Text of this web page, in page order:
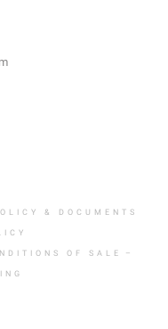
& DOCUMENTS
OF SALE –